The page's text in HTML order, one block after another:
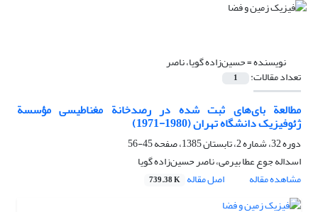
نویسنده =حسین‌زاده گویا، ناصر
تعداد مقالات: 1
مطالعة بای‌های ثبت شده در رصدخانة مغناطیسی مؤسسة
ژئوفیزیک دانشگاه تهران (1980-1971)
دوره 32، شماره 2، تابستان 1385، صفحه
45-56
اسداله جوع عطا بیرمی، ناصر حسین‌زاده گویا
مشاهده مقاله
اصل مقاله 739.38 K